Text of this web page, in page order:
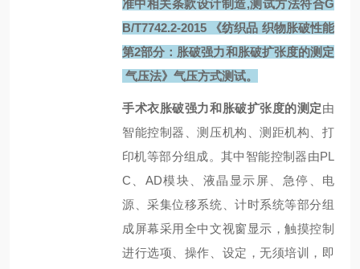
准中相关条款设计制造,测试方法符合G
B/T7742.2-2015 《纺织品 织物胀破性能
第2部分：胀破强力和胀破扩张度的测定
气压法》气压方式测试。
手术衣胀破强力和胀破扩张度的测定由
智能控制器、测压机构、测距机构、打
印机等部分组成。其中智能控制器由PL
C、AD模块、液晶显示屏、急停、电
源、采集位移系统、计时系统等部分组
成屏幕采用全中文视窗显示，触摸控制
进行选项、操作、设定，无须培训，即